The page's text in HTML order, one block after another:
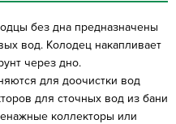
без дна предназначены
вод. Колодец накапливает
через дно.
для доочистки вод
для сточных вод из бани
коллекторы или